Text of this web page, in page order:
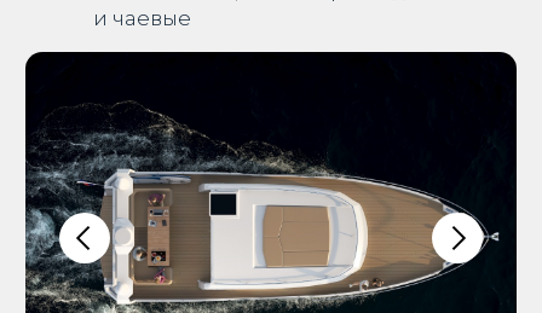
ПОДОБРАТЬ МАРШРУТ